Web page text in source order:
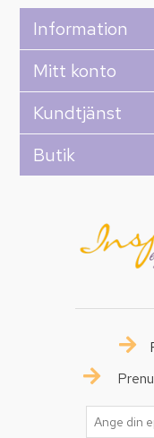
Information
Mitt konto
Kundtjänst
Butik